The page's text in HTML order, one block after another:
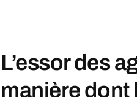
L’essor des
manière dont